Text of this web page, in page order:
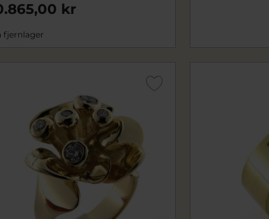
kr
fjernlager